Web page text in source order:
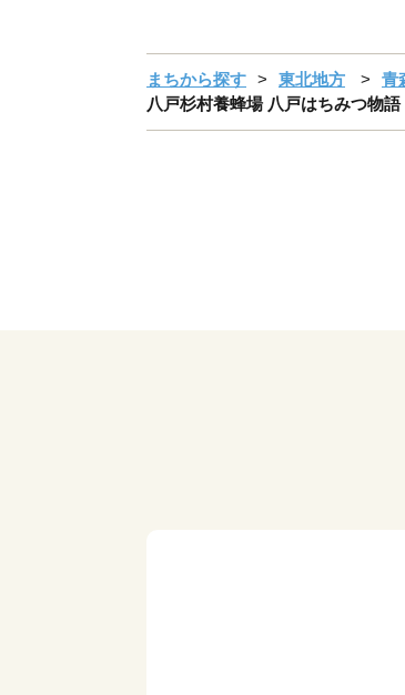
まちから探す 東北地方 青
八戸杉村養蜂場 八戸はちみつ物